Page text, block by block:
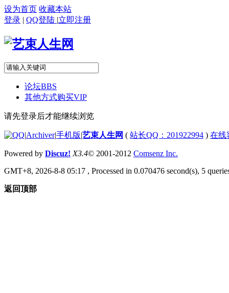
设为首页 收藏本站
登录 | QQ登陆 |立即注册
论坛BBS
其他方式购买VIP
请先登录后才能继续浏览
|Archiver|手机版|艺束人生网 ( 站长QQ：201922994 ) 在线
Powered by Discuz! X3.4© 2001-2012 Comsenz Inc.
GMT+8, 2026-8-8 05:17 , Processed in 0.070476 second(s), 5
返回顶部